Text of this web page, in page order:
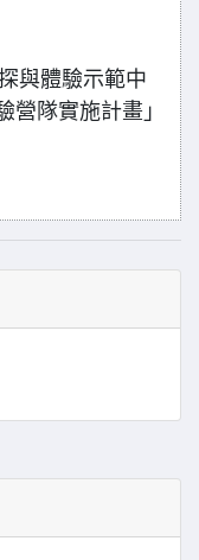
與體驗示範中
營隊實施計畫」